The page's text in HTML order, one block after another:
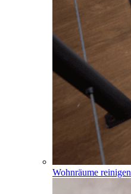
Wohnräume reinigen